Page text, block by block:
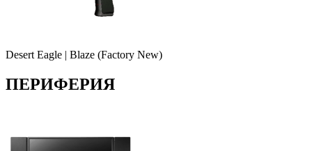
Desert Eagle | Blaze (Factory New)
ПЕРИФЕРИЯ